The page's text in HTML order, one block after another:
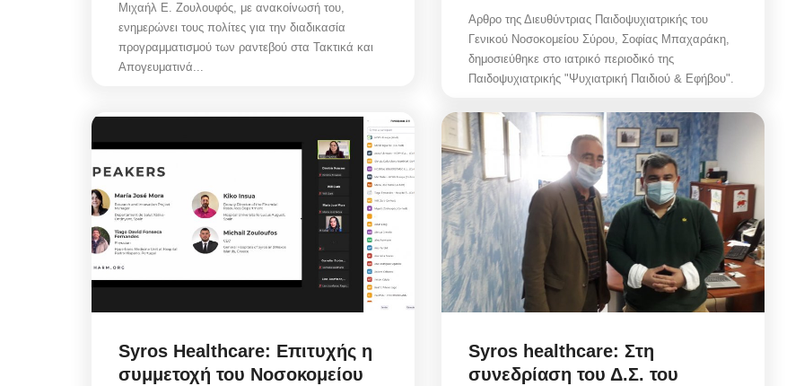
Μιχαήλ Ε. Ζουλουφός, με ανακοίνωσή του,
ενημερώνει τους πολίτες για την διαδικασία
προγραμματισμού των ραντεβού στα Τακτικά και
Απογευματινά...
Αρθρο της Διευθύντριας Παιδοψυχιατρικής του
Γενικού Νοσοκομείου Σύρου, Σοφίας Μπαχαράκη,
δημοσιεύθηκε στο ιατρικό περιοδικό της
Παιδοψυχιατρικής "Ψυχιατρική Παιδιού & Εφήβου".
Syros Healthcare: Επιτυχής η
συμμετοχή του Νοσοκομείου
Syros healthcare: Στη
συνεδρίαση του Δ.Σ. του